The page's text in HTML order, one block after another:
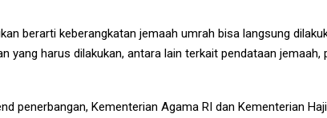
berarti keberangkatan jemaah umrah bisa langsung
yang harus dilakukan, antara lain terkait pendataan jemaah,
penerbangan, Kementerian Agama RI dan Kementerian